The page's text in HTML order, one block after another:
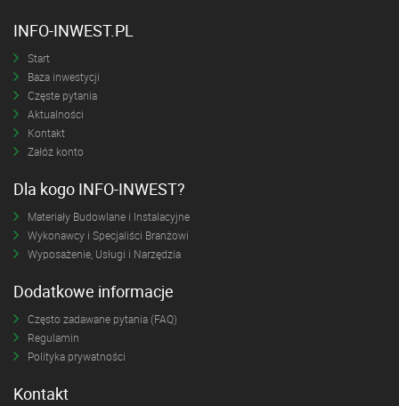
INFO-INWEST.PL
Start
Baza inwestycji
Częste pytania
Aktualności
Kontakt
Załóż konto
Dla kogo INFO-INWEST?
Materiały Budowlane i Instalacyjne
Wykonawcy i Specjaliści Branżowi
Wyposażenie, Usługi i Narzędzia
Dodatkowe informacje
Często zadawane pytania (FAQ)
Regulamin
Polityka prywatności
Kontakt